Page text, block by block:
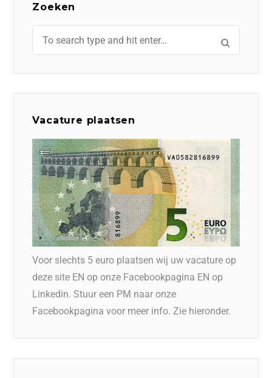
Zoeken
Vacature plaatsen
Voor slechts 5 euro plaatsen wij uw vacature op
deze site EN op onze Facebookpagina EN op
Linkedin. Stuur een PM naar onze
Facebookpagina voor meer info. Zie hieronder.